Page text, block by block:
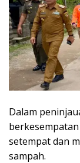
Dalam
setempat dan
sampah.